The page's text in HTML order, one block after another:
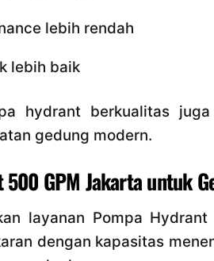
lebih rendah
lebih baik
hydrant berkualitas
gedung modern.
GPM Jakarta untuk
layanan Pompa
dengan kapasitas